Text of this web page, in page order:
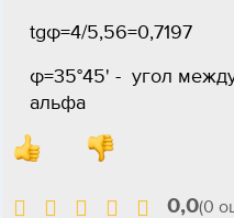
tgφ=4/5,56=0,7197
φ=35°45' - угол
альфа
0,0(0